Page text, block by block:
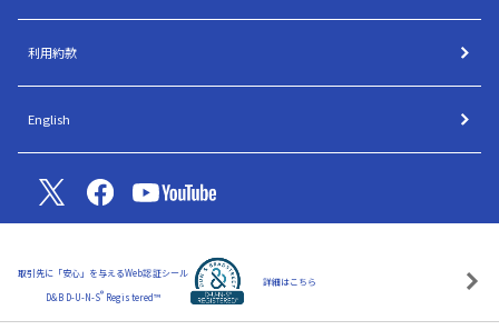
利用約款
English
取引先に「安心」を与えるWeb認証シール
D&B D-U-N-S® Registered™
詳細はこちら